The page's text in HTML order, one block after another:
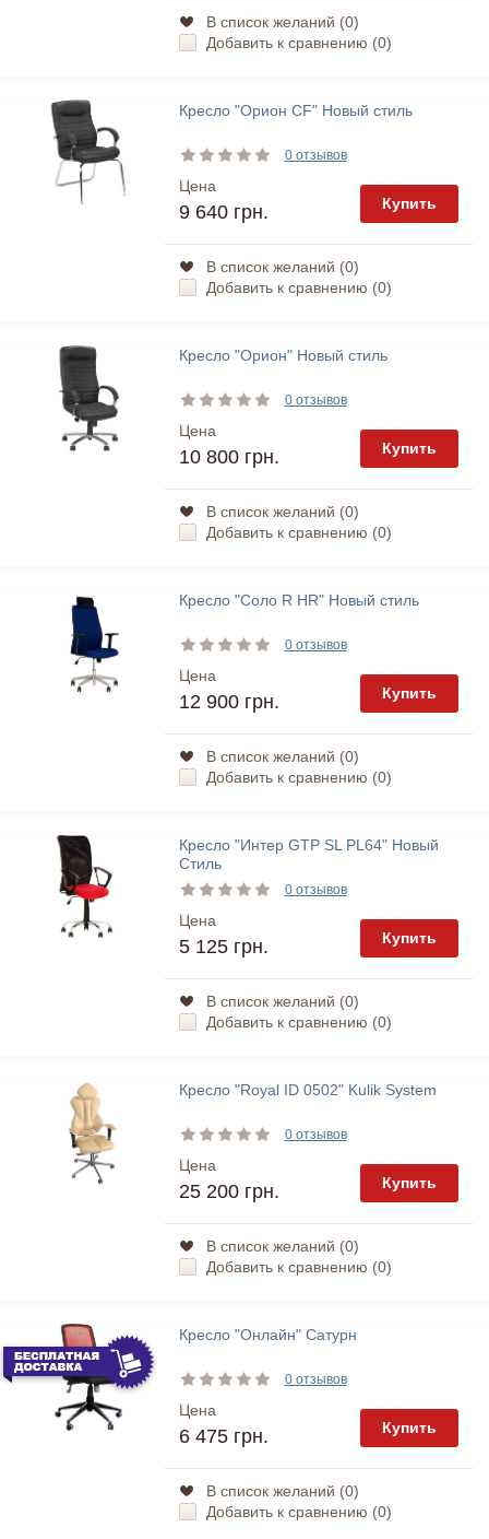
В список желаний (0)
Добавить к сравнению (0)
Кресло "Орион CF" Новый стиль
0 отзывов
Цена
9 640 грн. Купить
В список желаний (0)
Добавить к сравнению (0)
Кресло "Орион" Новый стиль
0 отзывов
Цена
10 800 грн. Купить
В список желаний (0)
Добавить к сравнению (0)
Кресло "Соло R HR" Новый стиль
0 отзывов
Цена
12 900 грн. Купить
В список желаний (0)
Добавить к сравнению (0)
Кресло "Интер GTP SL PL64" Новый
Стиль
0 отзывов
Цена
5 125 грн. Купить
В список желаний (0)
Добавить к сравнению (0)
Кресло "Royal ID 0502" Kulik System
0 отзывов
Цена
25 200 грн. Купить
В список желаний (0)
Добавить к сравнению (0)
Кресло "Онлайн" Сатурн
0 отзывов
Цена
6 475 грн. Купить
В список желаний (0)
Добавить к сравнению (0)